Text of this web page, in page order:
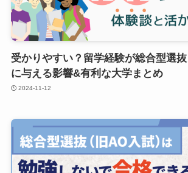
受かりやすい？留学経験が総合型選抜
に与える影響&有利な大学まとめ
2024-11-12